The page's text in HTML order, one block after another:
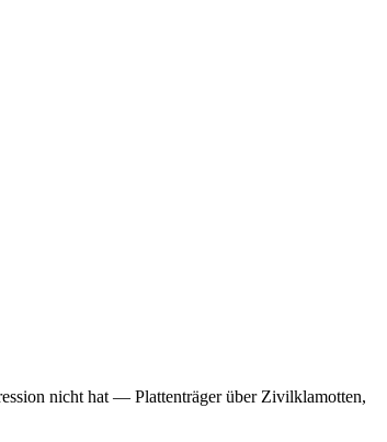
nicht hat — Plattenträger über Zivilklamotten,